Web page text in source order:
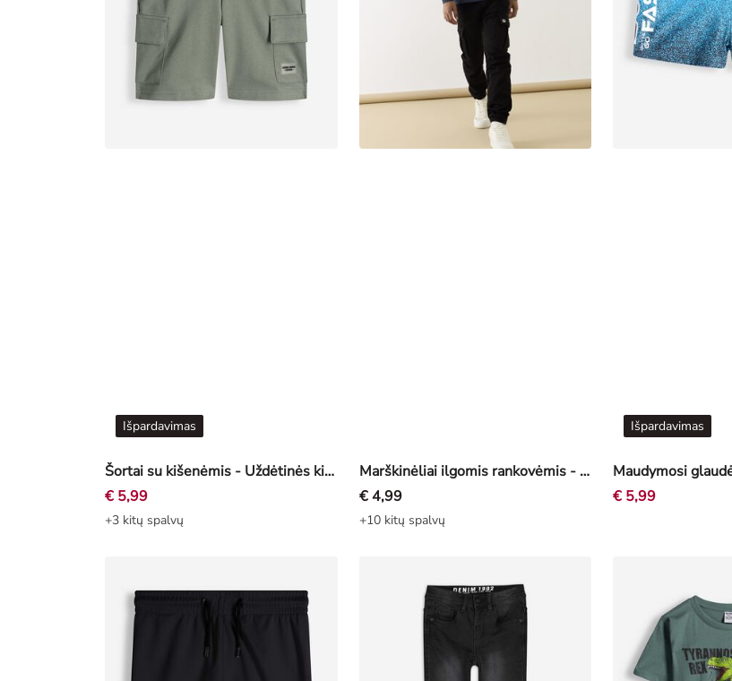
Šortai su kišenėmis - Uždėtinės kišenės - tamsiai žalia
Išpardavimas
€ 5,99
+3 kitų spalvų
Marškinėliai ilgomis rankovėmis - Priekinis spausdinimas - tamsiai mėlyna
€ 4,99
+10 kitų spalvų
Išpardavimas
€ 5,99